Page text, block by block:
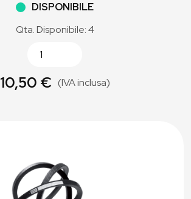
DISPONIBILE
Qta. Disponibile: 4
10,50 € (IVA inclusa)